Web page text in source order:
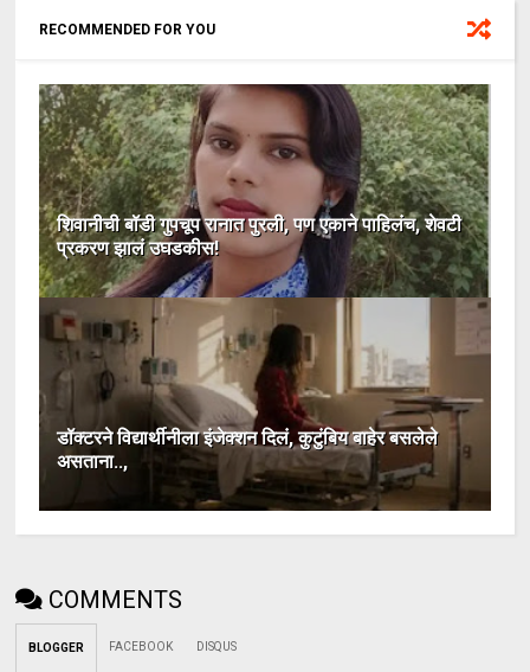
RECOMMENDED FOR YOU
शिवानीची बॉडी गुपचूप रानात पुरली, पण एकाने पाहिलंच, शेवटी
प्रकरण झालं उघडकीस!
डॉक्टरने विद्यार्थीनीला इंजेक्शन दिलं, कुटुंबिय बाहेर बसलेले
असताना..,
COMMENTS
BLOGGER FACEBOOK DISQUS